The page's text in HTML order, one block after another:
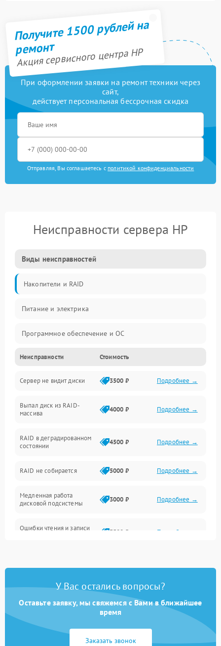
Получите 1500 рублей на
ремонт
Акция сервисного центра HP
При оформлении заявки на ремонт техники через
сайт,
действует персональная бессрочная скидка
Отправляя, Вы соглашаетесь с политикой конфиденциальности
Неисправности сервера HP
Виды неисправностей
Накопители и RAID
Питание и электрика
Программное обеспечение и ОС
Охлаждение и температура
Материнская плата и процессор
Сеть и коммуникации
Контроллеры и интерфейсы
Виртуализация и сервисы
Программные сбои
Общие поломки
Система охлаждения
Неисправности Стоимость
Сервер не видит диски 3500 ₽ Подробнее →
Выпал диск из RAID-
массива
4000 ₽ Подробнее →
RAID в деградированном
состоянии
4500 ₽ Подробнее →
RAID не собирается 5000 ₽ Подробнее →
Медленная работа
дисковой подсистемы
3000 ₽ Подробнее →
Ошибки чтения и записи
3500 ₽ Подробнее →
У Вас остались вопросы?
Оставьте заявку, мы свяжемся с Вами в ближайшее
время
Заказать звонок